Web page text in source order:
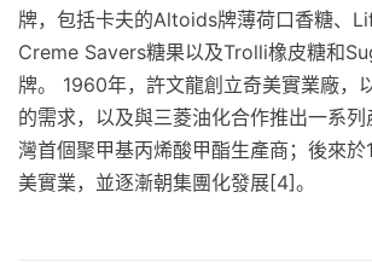
牌，包括卡夫的Altoids牌薄荷口香糖、
Creme Savers糖果以及Trolli橡皮糖和
牌。 1960年，許文龍創立奇美實業廠，
的需求，以及與三菱油化合作推出一系
灣首個聚甲基丙烯酸甲酯生產商；後來
美實業，並逐漸朝集團化發展[4]。